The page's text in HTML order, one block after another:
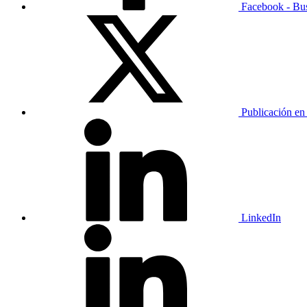
Facebook -
Publicación
LinkedIn